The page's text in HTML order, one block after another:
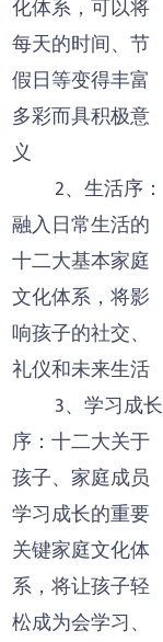
化体系，可以将
每天的时间、节
假日等变得丰富
多彩而具积极意
义
2、生活序：
融入日常生活的
十二大基本家庭
文化体系，将影
响孩子的社交、
礼仪和未来生活
3、学习成长
序：十二大关于
孩子、家庭成员
学习成长的重要
关键家庭文化体
系，将让孩子轻
松成为会学习、